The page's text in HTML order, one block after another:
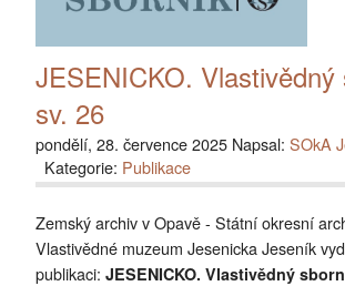
JESENICKO. Vlastivědný
sv. 26
pondělí, 28. července 2025 Napsal: SOkA
Kategorie: Publikace
Zemský archiv v Opavě - Státní okresní
Vlastivědné muzeum Jesenicka Jeseník
publikaci: JESENICKO. Vlastivědný